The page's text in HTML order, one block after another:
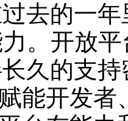
去的一
。开放
久的支
能开发